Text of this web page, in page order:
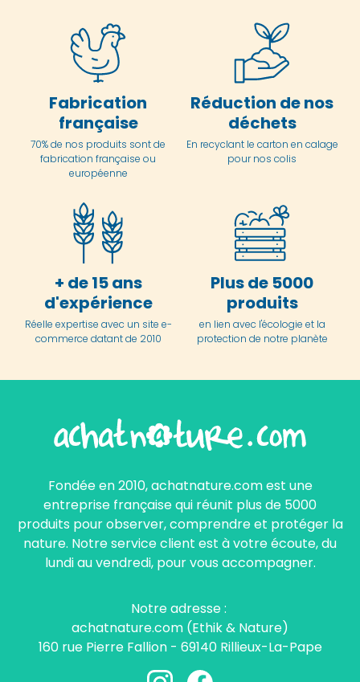
Fabrication
française
70% de nos produits sont de
fabrication française ou
européenne
Réduction de nos
déchets
En recyclant le carton en calage
pour nos colis
+ de 15 ans
d'expérience
Réelle expertise avec un site e-
commerce datant de 2010
Plus de 5000
produits
en lien avec l'écologie et la
protection de notre planète
Fondée en 2010, achatnature.com est une
entreprise française qui réunit plus de 5000
produits pour observer, comprendre et protéger la
nature. Notre service client est à votre écoute, du
lundi au vendredi, pour vous accompagner.
Notre adresse :
achatnature.com (Ethik & Nature)
160 rue Pierre Fallion - 69140 Rillieux-La-Pape